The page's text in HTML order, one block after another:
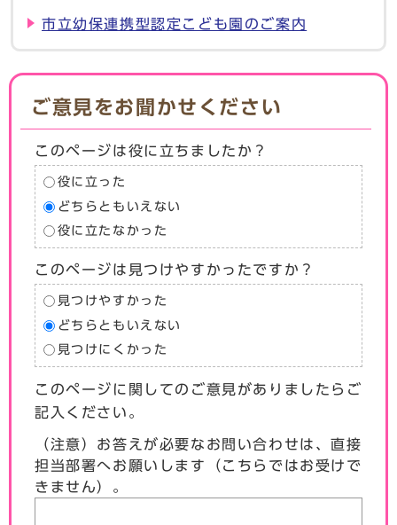
市立幼保連携型認定こども園のご案内
ご意見をお聞かせください
このページは役に立ちましたか？
役に立った
どちらともいえない
役に立たなかった
このページは見つけやすかったですか？
見つけやすかった
どちらともいえない
見つけにくかった
このページに関してのご意見がありましたらご
記入ください。
（注意）お答えが必要なお問い合わせは、直接
担当部署へお願いします（こちらではお受けで
きません）。